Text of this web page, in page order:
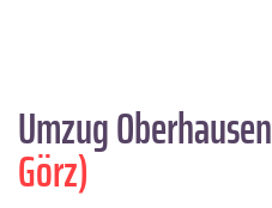
Umzug Oberhausen
Görz)